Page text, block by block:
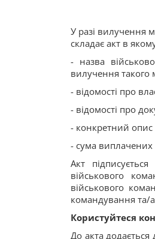
У разі вилучення
складає акт в
- назва
вилучення
- відомості про
- відомості про
- конкретний опис
- сума виплачених
Акт
військового
військового
командування та/
Користуйтеся
До акта